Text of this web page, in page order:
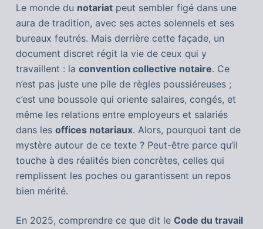
n
u
Le monde du notariatpeut sembler figé dans une
aura de tradition, avec ses actes solennels et ses
bureaux feutrés. Mais derrière cette façade, un
document discret régit la vie de ceux qui y
travaillent : la convention collective notaire. Ce
n’est pas juste une pile de règles poussiéreuses ;
c’est une boussole qui oriente salaires, congés, et
même les relations entre employeurs et salariés
dans les offices notariaux. Alors, pourquoi tant de
mystère autour de ce texte ? Peut-être parce qu’il
touche à des réalités bien concrètes, celles qui
remplissent les poches ou garantissent un repos
bien mérité.
En 2025, comprendre ce que dit le Code du travail